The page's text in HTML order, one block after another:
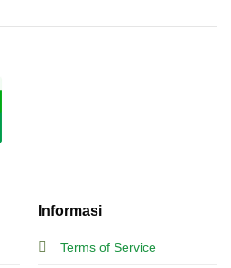
Informasi
Terms of Service